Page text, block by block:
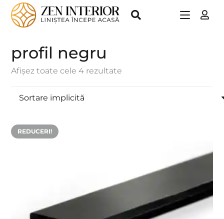
profil negru
Afișez toate cele 4 rezultate
REDUCERI!